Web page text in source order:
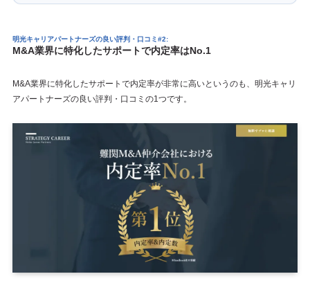
明光キャリアパートナーズの良い評判・口コミ#2:
M&A業界に特化したサポートで内定率はNo.1
M&A業界に特化したサポートで内定率が非常に高いというのも、明光キャリ
アパートナーズの良い評判・口コミの1つです。